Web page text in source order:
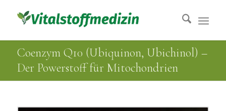
Coenzym Q10 (Ubiquinon, Ubichinol) –
Der Powerstoff für Mitochondrien